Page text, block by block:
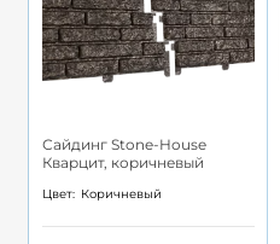
Сайдинг Stone-House
Кварцит, коричневый
Цвет: Коричневый